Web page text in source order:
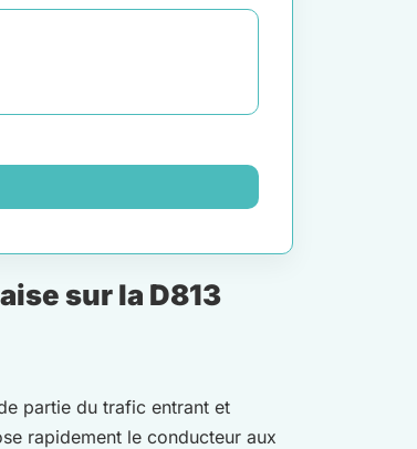
sur la D813
partie du trafic entrant et
rapidement le conducteur aux